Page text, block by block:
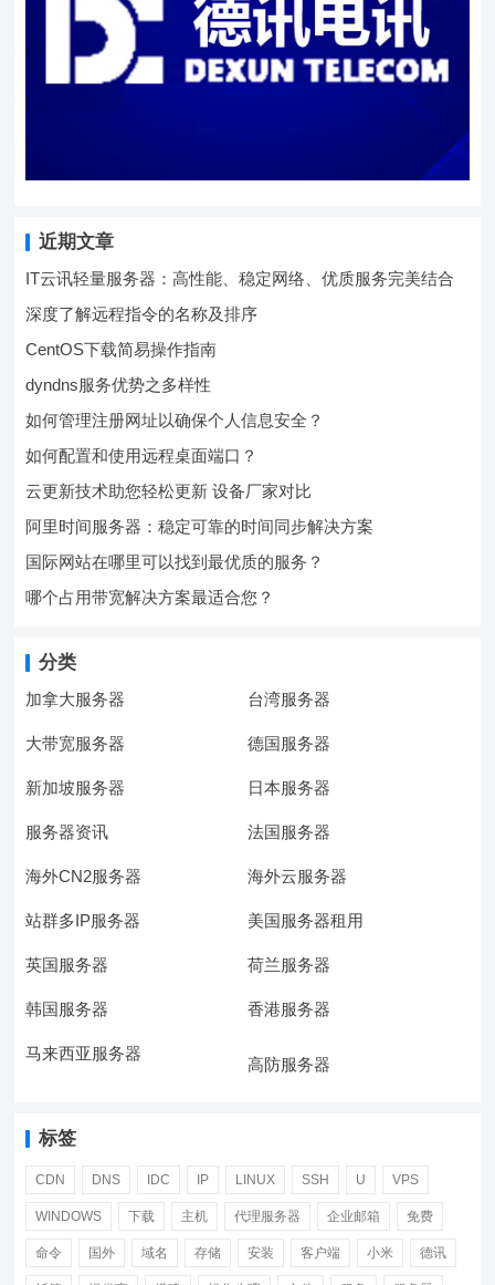
近期文章
IT云讯轻量服务器：高性能、稳定网络、优质服务完美结合
深度了解远程指令的名称及排序
CentOS下载简易操作指南
dyndns服务优势之多样性
如何管理注册网址以确保个人信息安全？
如何配置和使用远程桌面端口？
云更新技术助您轻松更新 设备厂家对比
阿里时间服务器：稳定可靠的时间同步解决方案
国际网站在哪里可以找到最优质的服务？
哪个占用带宽解决方案最适合您？
分类
加拿大服务器 台湾服务器
大带宽服务器 德国服务器
新加坡服务器 日本服务器
服务器资讯 法国服务器
海外CN2服务器 海外云服务器
站群多IP服务器 美国服务器租用
英国服务器 荷兰服务器
韩国服务器 香港服务器
马来西亚服务器
高防服务器
标签
CDN DNS IDC IP LINUX SSH U VPS
WINDOWS 下载 主机 代理服务器 企业邮箱 免费
命令 国外 域名 存储 安装 客户端 小米 德讯